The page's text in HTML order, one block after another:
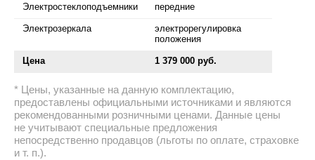
Электростеклоподъемники передние
Электрозеркала
электрорегулировка
положения
Цена 1 379 000 руб.
Цены, указанные на данную комплектацию,
предоставлены официальными источниками и являются
рекомендованными розничными ценами. Данные цены
не учитывают специальные предложения
непосредственно продавцов (льготы по оплате, страховке
и т. п.).